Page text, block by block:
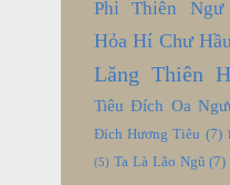
Phi Thiên Ngư
Hỏa Hí Chư
Lăng Thiên
Tiêu Đích Oa
Đích Hương Tiêu (7)
(5) Ta Là Lão Ngũ (7)